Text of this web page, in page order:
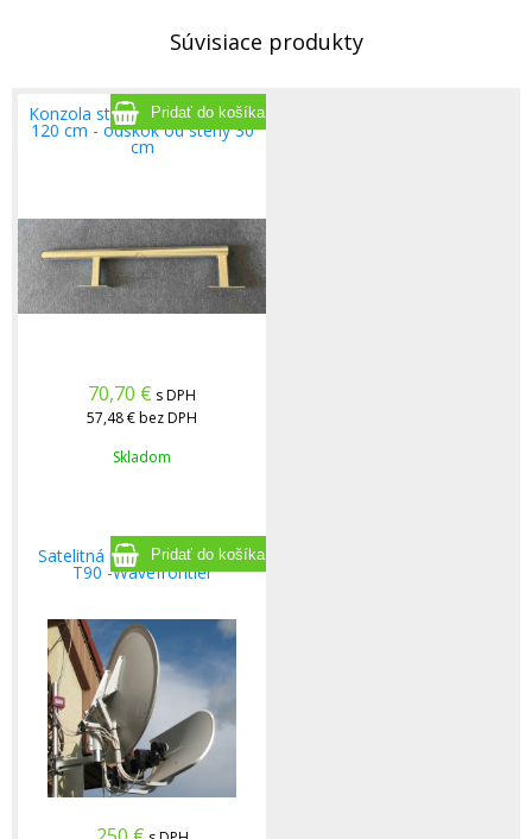
Súvisiace produkty
Konzola stenová PROFI dĺžka
120 cm - odskok od steny 30
cm
70,70 € s DPH
57,48 €bez DPH
Skladom
Satelitná parabola Toroidal
T90 -Wavefrontier